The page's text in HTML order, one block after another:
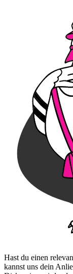
Hast du einen
kannst uns dein